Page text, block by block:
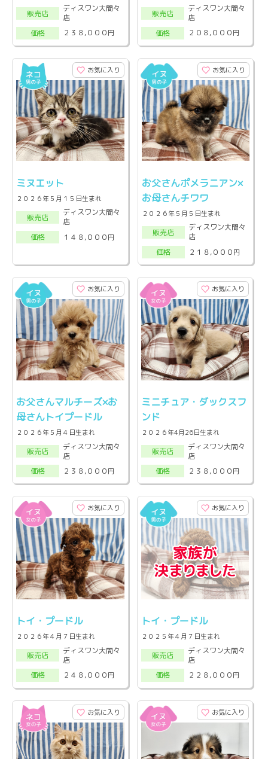
販売店
ディスワン大間々
店
価格
２３８,０００円
販売店
ディスワン大間々
店
価格
２０８,０００円
お気に入り
ミヌエット
２０２６年５月１５日生まれ
販売店
ディスワン大間々
店
価格
１４８,０００円
お気に入り
お父さんポメラニアン×
お母さんチワワ
２０２６年５月５日生まれ
販売店
ディスワン大間々
店
価格
２１８,０００円
お気に入り
お父さんマルチーズ×お
母さんトイプードル
２０２６年５月４日生まれ
販売店
ディスワン大間々
店
価格
２３８,０００円
お気に入り
ミニチュア・ダックスフ
ンド
２０２６年4月26日生まれ
販売店
ディスワン大間々
店
価格
２３８,０００円
お気に入り
トイ・プードル
２０２６年４月７日生まれ
販売店
ディスワン大間々
店
価格
２４８,０００円
お気に入り
トイ・プードル
２０２５年４月７日生まれ
販売店
ディスワン大間々
店
価格
２２８,０００円
お気に入り お気に入り